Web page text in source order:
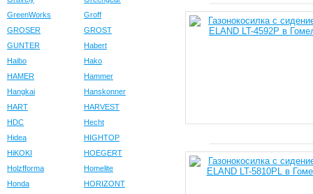
GreenWorks
Groff
GROSER
GROST
GUNTER
Habert
Haibo
Hako
HAMER
Hammer
Hangkai
Hanskonner
HART
HARVEST
HDC
Hecht
Hidea
HIGHTOP
HiKOKI
HOEGERT
Holzfforma
Homelite
Honda
HORIZONT